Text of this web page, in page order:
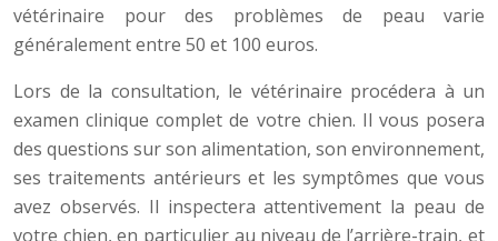
vétérinaire pour des problèmes de peau varie
généralement entre 50 et 100 euros.
Lors de la consultation, le vétérinaire procédera à un
examen clinique complet de votre chien. Il vous posera
des questions sur son alimentation, son environnement,
ses traitements antérieurs et les symptômes que vous
avez observés. Il inspectera attentivement la peau de
votre chien, en particulier au niveau de l’arrière-train, et